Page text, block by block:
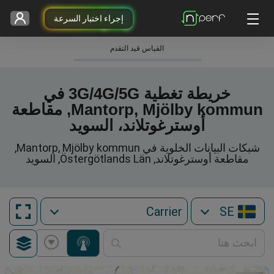
إجراء اختبار السرعة
القياس قيد التقدم
خريطة تغطية 3G/4G/5G في
Mantorp, Mjölby kommun, مقاطعة
أوسترغوتلاند، السويد
شبكات البيانات الخلوية في Mantorp, Mjölby kommun,
مقاطعة أوسترغوتلاند, Östergötlands Län, السويد
SE